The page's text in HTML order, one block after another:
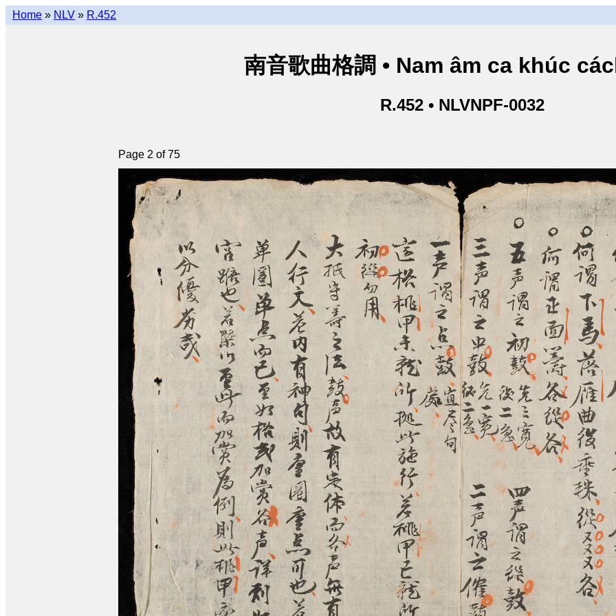
Home » NLV » R.452
南音歌曲格調 • Nam âm ca khúc
R.452 • NLVNPF-0032
Page 2 of 75